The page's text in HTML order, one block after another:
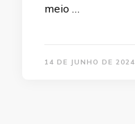
meio …
14 DE JUNHO DE 2024